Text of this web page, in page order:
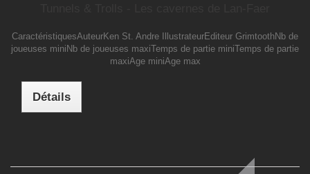
CaractéristiquesAuteurKen St. Andre IllustrateurEditeur GrimtoothNb de
joueuses miniNb de joueuses maxiTemps de partie miniTemps de partie
maxiAge miniAge max
Détails